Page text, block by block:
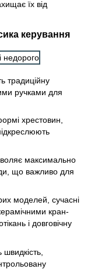
їх від
керування
традиційну
ручками для
хрестовин,
максимально
що важливо для
моделей, сучасні
кран-
і довговічну